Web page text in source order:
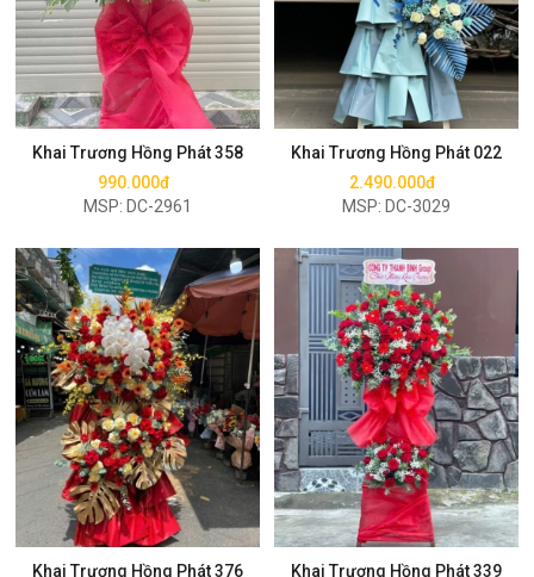
Khai Trương Hồng Phát 358
990.000đ
MSP: DC-2961
Mua ngay
Khai Trương Hồng Phát 022
2.490.000đ
MSP: DC-3029
Mua ngay
Khai Trương Hồng Phát 376
Mua ngay
Khai Trương Hồng Phát 339
Mua ngay